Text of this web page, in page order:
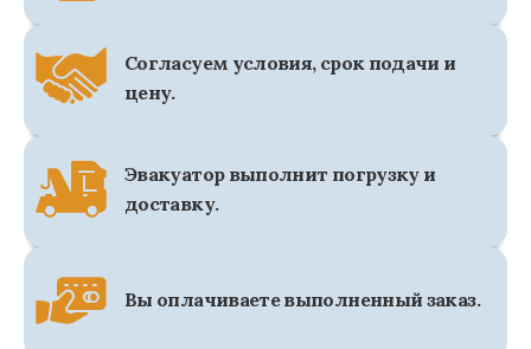
Согласуем условия, срок подачи и
цену.
Эвакуатор выполнит погрузку и
доставку.
Вы оплачиваете выполненный заказ.